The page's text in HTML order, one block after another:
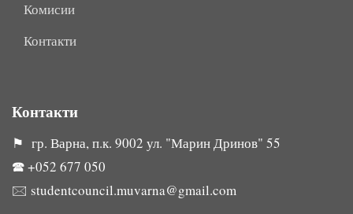
Комисии
Контакти
Контакти
⚑ гр. Варна, п.к. 9002 ул. "Марин Дринов" 55
🕿+052 677 050
🖂 studentcouncil.muvarna@gmail.com